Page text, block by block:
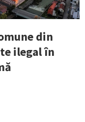
din
ilegal în